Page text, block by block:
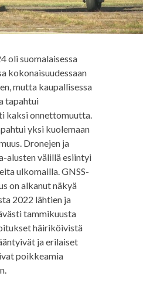
oli suomalaisessa
kokonaisuudessaan
mutta kaupallisessa
tapahtui
kaksi onnettomuutta.
yksi kuolemaan
Dronejen ja
alusten välillä esiintyi
ulkomailla. GNSS-
on alkanut näkyä
2022 lähtien ja
tammikuusta
häiriköivistä
ja erilaiset
poikkeamia